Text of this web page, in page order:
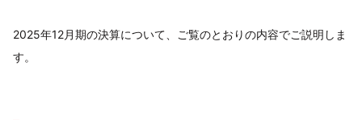
2025年12月期の決算について、ご覧のとおりの内容でご説明しま
す。